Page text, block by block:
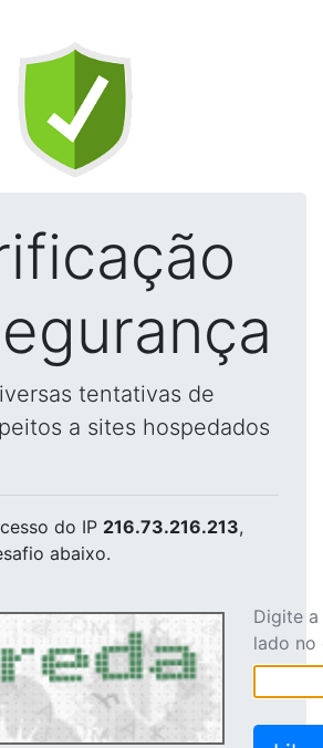
tentativas de
a sites hospedados
do IP 216.73.216.213,
abaixo.
Digite
lado no